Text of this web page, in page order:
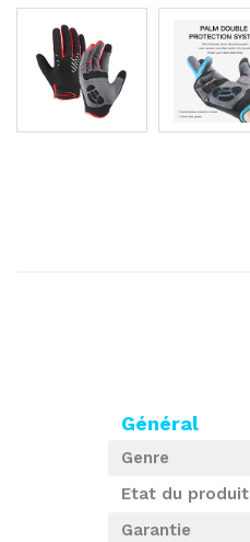
Général
Genre
Etat du produit
Garantie